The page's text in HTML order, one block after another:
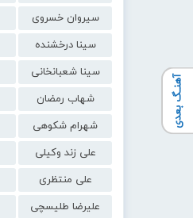
سیروان خسروی
سینا درخشنده
سینا شعبانخانی
شهاب رمضان
شهرام شکوهی
علی زند وکیلی
علی منتظری
علیرضا طلیسچی
آهنـگ بعدی